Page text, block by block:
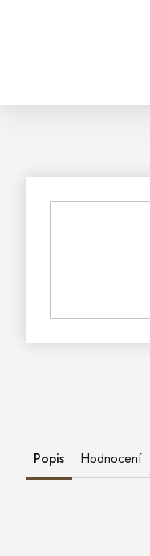
Popis Hodnocení